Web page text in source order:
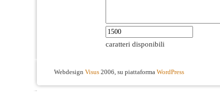
caratteri disponibili
Webdesign Visus 2006, su piattaforma WordPress